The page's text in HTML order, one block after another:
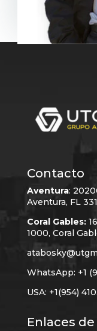
Contacto
Aventura:
Aventura, FL
Coral Gables:
1000, Coral
WhatsApp: +1
USA: +1(954)
Enlaces